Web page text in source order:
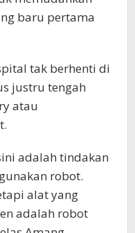
baru pertama
tak berhenti di
justru tengah
atau
adalah tindakan
robot.
alat yang
adalah robot